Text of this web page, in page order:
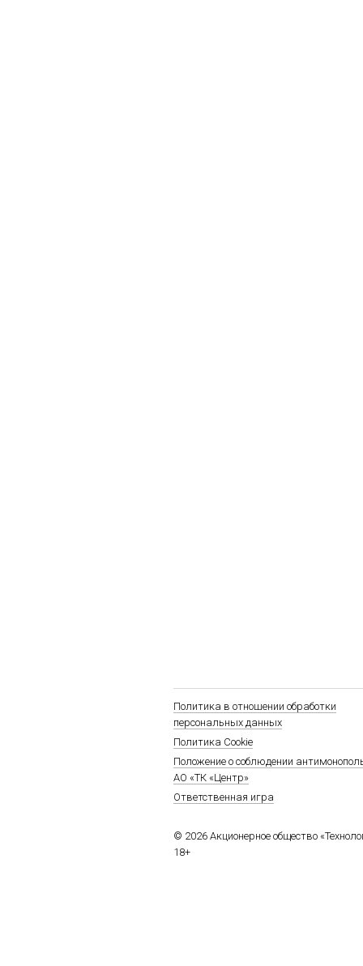
Политика в отношении обработки
персональных данных
Политика Cookie
Положение о соблюдении
АО «ТК «Центр»
Ответственная игра
© 2026 Акционерное общество
18+